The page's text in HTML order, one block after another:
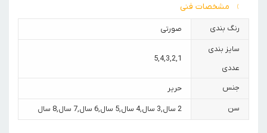
مشخصات فنی
رنگ بندی صورتی
سایز بندی
عددی
1
,
2
,
3
,
4
,
5
جنس حریر
سن 2 سال ,3 سال ,4 سال ,5 سال ,6 سال ,7 سال ,8 سال